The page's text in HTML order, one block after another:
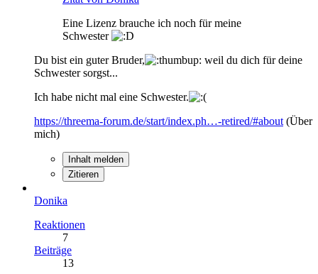
Eine Lizenz brauche ich noch für meine
Schwester
Du bist ein guter Bruder,
weil du dich für deine
Schwester sorgst...
Ich habe nicht mal eine Schwester.
https://threema-forum.de/start/index.ph…-retired/#about (Über
mich)
Inhalt melden
Zitieren
Donika
Reaktionen
7
Beiträge
13